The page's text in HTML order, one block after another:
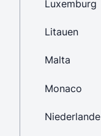
Luxemburg
Litauen
Malta
Monaco
Niederlande